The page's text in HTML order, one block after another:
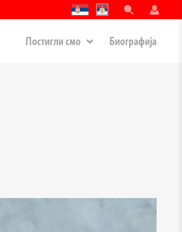
Постигли смо Биографија